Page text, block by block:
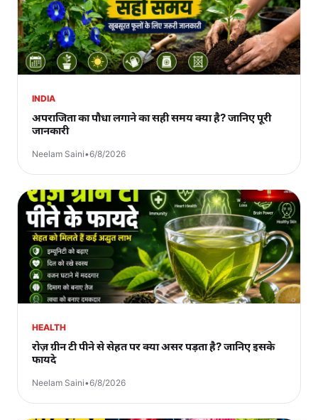
INDIA
अपराजिता का पौधा लगाने का सही समय क्या है? जानिए पूरी
जानकारी
Neelam Saini•6/8/2026
HEALTH
रोज़ ग्रीन टी पीने से सेहत पर क्या असर पड़ता है? जानिए इसके
फायदे
Neelam Saini•6/8/2026